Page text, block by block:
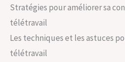
Stratégies pour améliorer sa
télétravail
Les techniques et les astuces
télétravail